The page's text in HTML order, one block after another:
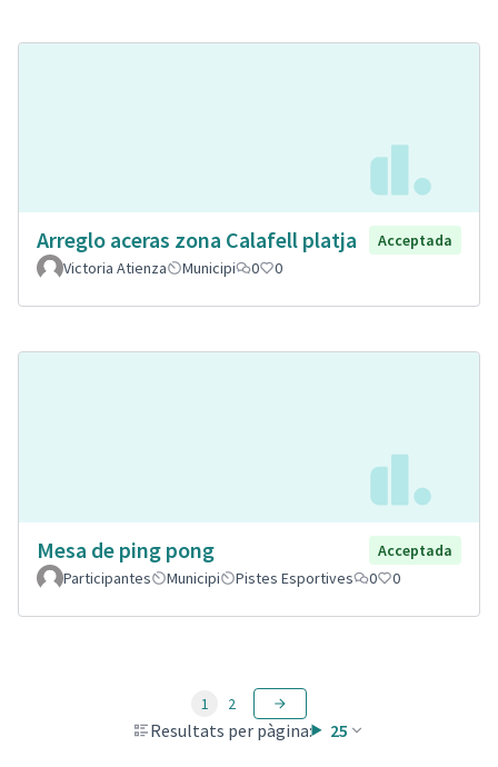
Arreglo aceras zona Calafell platja
Acceptada
Victoria Atienza
Municipi 0 0
Mesa de ping pong
Acceptada
Participantes
Municipi Pistes Esportives 0 0
Resultats per pàgina: 25
1 2